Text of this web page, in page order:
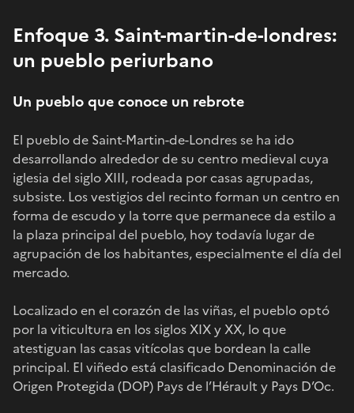
Enfoque 3. Saint-martin-de-londres:
un pueblo periurbano
Un pueblo que conoce un rebrote
El pueblo de Saint-Martin-de-Londres se ha ido
desarrollando alrededor de su centro medieval cuya
iglesia del siglo XIII, rodeada por casas agrupadas,
subsiste. Los vestigios del recinto forman un centro en
forma de escudo y la torre que permanece da estilo a
la plaza principal del pueblo, hoy todavía lugar de
agrupación de los habitantes, especialmente el día del
mercado.
Localizado en el corazón de las viñas, el pueblo optó
por la viticultura en los siglos XIX y XX, lo que
atestiguan las casas vitícolas que bordean la calle
principal. El viñedo está clasificado Denominación de
Origen Protegida (DOP) Pays de l’Hérault y Pays D’Oc.